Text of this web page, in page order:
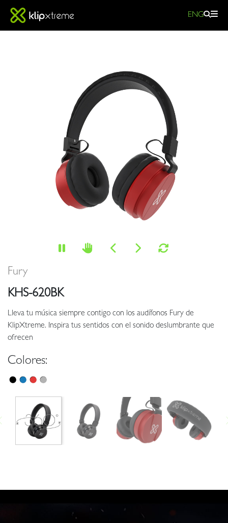
ENG
Xtreme
Fury
KHS-620BK
Lleva tu música siempre contigo con los audífonos Fury de
KlipXtreme. Inspira tus sentidos con el sonido deslumbrante que
ofrecen
Colores: